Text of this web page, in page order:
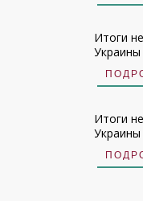
Итоги
Украины
Итоги
Украины